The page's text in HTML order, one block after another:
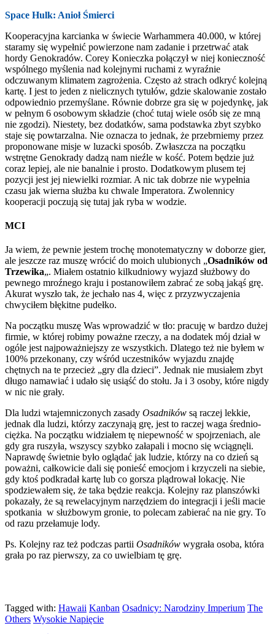
Space Hulk: Anioł Śmierci
Kooperacyjna karcianka w świecie Warhammera 40.000, w której
staramy się wypełnić powierzone nam zadanie i przetrwać atak
hordy Genokradów. Corey Konieczka połączył w niej konieczność
wspólnego myślenia nad kolejnymi ruchami z wyraźnie
odczuwanym klimatem zagrożenia. Często aż strach odkryć kolejną
kartę. I jest to jeden z nielicznych tytułów, gdzie skalowanie zostało
odpowiednio przemyślane. Równie dobrze gra się w pojedynkę, jak
w pełnym 6 osobowym składzie (choć tutaj wiele osób się ze mną
nie zgodzi). Niestety, bez dodatków, sama podstawka zbyt szybko
staje się powtarzalna. Nie oznacza to jednak, że przebrniemy przez
proponowane misje w luzacki sposób. Zwłaszcza na początku
wstrętne Genokrady dadzą nam nieźle w kość. Potem będzie już
coraz lepiej, ale nie banalnie i prosto. Dodatkowym plusem tej
pozycji jest jej niewielki rozmiar. A nic tak dobrze nie wypełnia
czasu jak wierna służba ku chwale Imperatora. Zwolennicy
kooperacji poczują się tutaj jak ryba w wodzie.
MCI
Ja wiem, że pewnie jestem trochę monotematyczny w doborze gier,
ale jeszcze raz muszę wrócić do moich ulubionych „Osadników od
Trzewika„. Miałem ostatnio kilkudniowy wyjazd służbowy do
pewnego mroźnego kraju i postanowiłem zabrać ze sobą jakąś grę.
Akurat wyszło tak, że jechało nas 4, więc z przyzwyczajenia
chwyciłem błękitne pudełko.
Na początku muszę Was wprowadzić w tło: pracuję w bardzo dużej
firmie, w której robimy poważne rzeczy, a na dodatek mój dział w
ogóle jest najpoważniejszy ze wszystkich. Dlatego też nie byłem w
100% przekonany, czy wśród uczestników wyjazdu znajdę
chętnych na te przecież „gry dla dzieci”. Jednak nie musiałem zbyt
długo namawiać i udało się usiąść do stołu. Ja i 3 osoby, które nigdy
w nic nie grały.
Dla ludzi wtajemniczonych zasady Osadników są raczej lekkie,
jednak dla ludzi, którzy zaczynają grę, jest to raczej waga średnio-
ciężka. Na początku widziałem tę niepewność w spojrzeniach, ale
gdy gra ruszyła, wszyscy szybko załapali i mocno się wciągnęli.
Naprawdę świetnie było oglądać jak ludzie, którzy na co dzień są
poważni, całkowicie dali się ponieść emocjom i krzyczeli na siebie,
gdy ktoś podkradał kartę lub co gorsza plądrował lokację. Nie
spodziewałem się, że taka będzie reakcja. Kolejny raz planszówki
pokazały, że są rewelacyjnym narzędziem do integracji i jeśli macie
spotkania w służbowym gronie, to polecam zabierać na nie gry. To
od razu przełamuje lody.
Ps. Kolejny raz też podczas partii Osadników wygrała osoba, która
grała po raz pierwszy, za co uwielbiam tę grę.
Tagged with: Hawaii Kanban Osadnicy: Narodziny Imperium The
Others Wysokie Napięcie